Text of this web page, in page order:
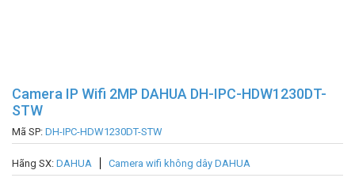
Camera IP Wifi 2MP DAHUA DH-IPC-HDW1230DT-
STW
Mã SP: DH-IPC-HDW1230DT-STW
Hãng SX: DAHUA Camera wifi không dây DAHUA